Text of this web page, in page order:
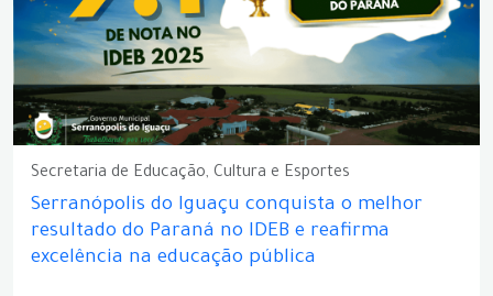
Secretaria de Educação, Cultura e Esportes
Serranópolis do Iguaçu conquista o melhor
resultado do Paraná no IDEB e reafirma
excelência na educação pública